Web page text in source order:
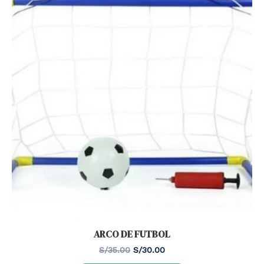
Las
producto
ARCO DE FUTBOL
S/35.00 El
S/30.00El